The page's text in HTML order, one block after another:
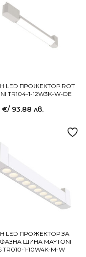
LED ПРОЖЕКТОР ROT
TR104-1-12W3K-W-DE
€/ 93.88 лв.
LED ПРОЖЕКТОР ЗА
ШИНА MAYTONI
TR010-1-10W4K-M-W